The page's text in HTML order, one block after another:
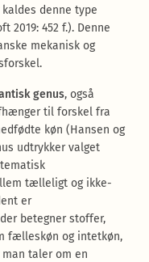
denne type
2019: 452 f.). Denne
mekanisk og
genus, også
til forskel fra
køn (Hansen og
udtrykker valget
tælleligt og ikke-
er
betegner stoffer,
fælleskøn og intetkøn,
taler om en